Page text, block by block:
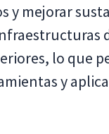
y mejorar
lo que
y